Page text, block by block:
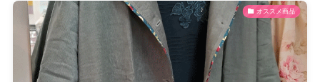
オススメ商品